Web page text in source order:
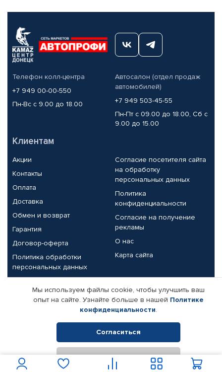
Телефон колл-центра
+7 949 00-00-550
Пн-Вс с 9.00 до 18.00
Автосалон (отдел продаж
автомобилей)
+7 949 503-45-55
Пн-Пт с 09.00 до 18.00, Сб с
9.00 до 15.00
Клиентам
Акции
Контакты
Оплата
Доставка
Обмен и возврат
Гарантия
Договор-оферта
Политика обработки
персональных данных
Согласие посетителя сайта
на обработку
персональных данных
Политика
конфиденциальности
Согласие на получение
рекламы
О нас
Карта сайта
Партнерам
Корпоративным клиентам
Поставщикам
Реквизиты компании
© КАМАЗ ЦЕНТР ДОНЕЦК, 2015-2026. Все права защищены.
Интернет-магазин автомобильных товаров Автопрофи.
Мы используем файлы cookie, чтобы улучшить ваш
опыт на сайте. Узнайте больше в нашей Политике
конфиденциальности.
Согласиться
Отклонить